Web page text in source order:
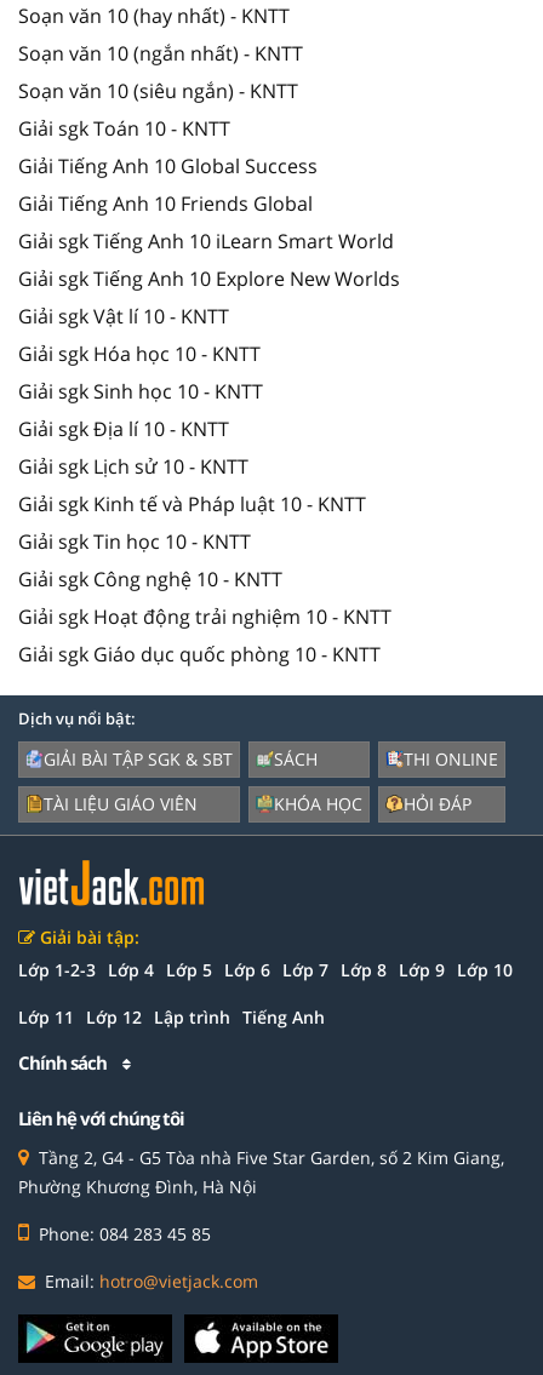
Soạn văn 10 (hay nhất) - KNTT
Soạn văn 10 (ngắn nhất) - KNTT
Soạn văn 10 (siêu ngắn) - KNTT
Giải sgk Toán 10 - KNTT
Giải Tiếng Anh 10 Global Success
Giải Tiếng Anh 10 Friends Global
Giải sgk Tiếng Anh 10 iLearn Smart World
Giải sgk Tiếng Anh 10 Explore New Worlds
Giải sgk Vật lí 10 - KNTT
Giải sgk Hóa học 10 - KNTT
Giải sgk Sinh học 10 - KNTT
Giải sgk Địa lí 10 - KNTT
Giải sgk Lịch sử 10 - KNTT
Giải sgk Kinh tế và Pháp luật 10 - KNTT
Giải sgk Tin học 10 - KNTT
Giải sgk Công nghệ 10 - KNTT
Giải sgk Hoạt động trải nghiệm 10 - KNTT
Giải sgk Giáo dục quốc phòng 10 - KNTT
Dịch vụ nổi bật:
GIẢI BÀI TẬP SGK & SBT
TÀI LIỆU GIÁO VIÊN
SÁCH
KHÓA HỌC
THI ONLINE
HỎI ĐÁP
Giải bài tập:
Lớp 1-2-3 Lớp 4 Lớp 5 Lớp 6 Lớp 7 Lớp 8 Lớp 9 Lớp 10
Lớp 11 Lớp 12 Lập trình Tiếng Anh
Chính sách
Liên hệ với chúng tôi
Tầng 2, G4 - G5 Tòa nhà Five Star Garden, số 2 Kim Giang,
Phường Khương Đình, Hà Nội
Phone: 084 283 45 85
Email: hotro@vietjack.com